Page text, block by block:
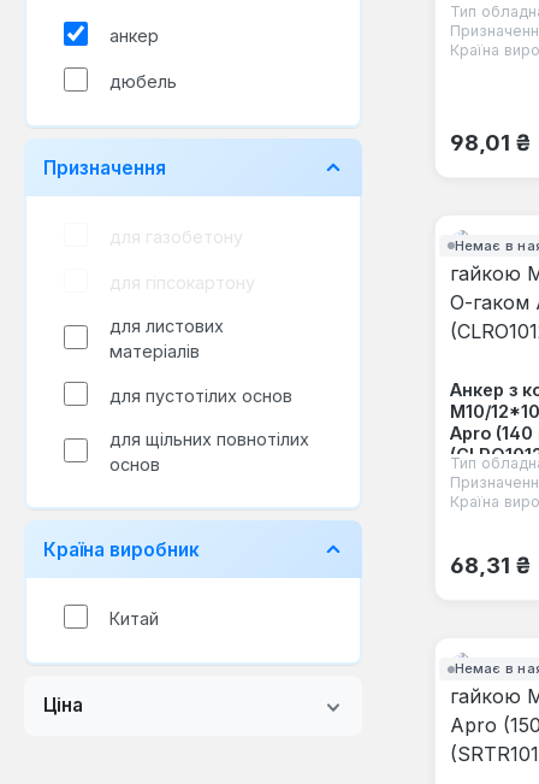
анкер
дюбель
Призначення
для газобетону
для гіпсокартону
для листових
матеріалів
для пустотілих основ
для щільних повнотілих
основ
Країна виробник
Китай
Ціна
Тип
Країна
98,01 ₴
Немає в
Анкер з
М10/
Apro (140
Тип
Країна
68,31 ₴
Немає в